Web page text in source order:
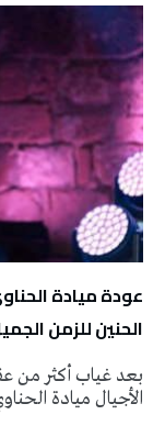
الحنين للزمن
بعد غياب أكثر
الأجيال ميادة